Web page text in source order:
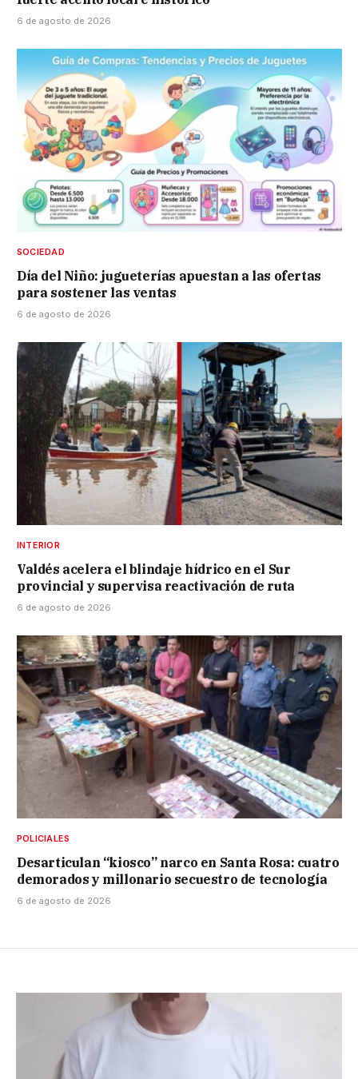
6 de agosto de 2026
SOCIEDAD
Día del Niño: jugueterías apuestan a las ofertas
para sostener las ventas
6 de agosto de 2026
INTERIOR
Valdés acelera el blindaje hídrico en el Sur
provincial y supervisa reactivación de ruta
6 de agosto de 2026
POLICIALES
Desarticulan “kiosco” narco en Santa Rosa: cuatro
demorados y millonario secuestro de tecnología
6 de agosto de 2026